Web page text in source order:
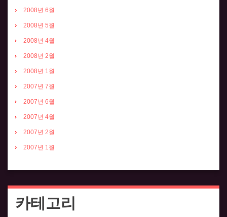
2008년 6월
2008년 5월
2008년 4월
2008년 2월
2008년 1월
2007년 7월
2007년 6월
2007년 4월
2007년 2월
2007년 1월
카테고리